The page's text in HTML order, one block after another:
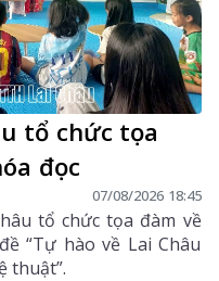
tổ chức tọa
đọc
07/08/2026 18:45
tổ chức tọa đàm về
“Tự hào về Lai Châu
thuật”.